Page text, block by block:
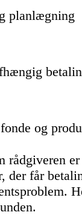
planlægning
og
rådgiveren
der får